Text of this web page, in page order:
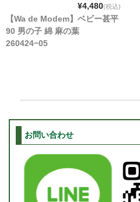
¥4,480(税込)
【Wa de Modem】ベビー甚平
90 男の子 綿 麻の葉
260424−05
お問い合わせ